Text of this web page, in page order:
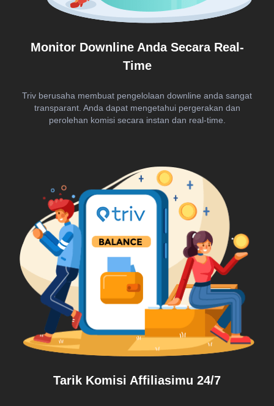
Monitor Downline Anda Secara Real-
Time
Triv berusaha membuat pengelolaan downline anda sangat
transparant. Anda dapat mengetahui pergerakan dan
perolehan komisi secara instan dan real-time.
Tarik Komisi Affiliasimu 24/7